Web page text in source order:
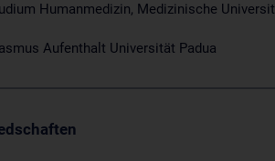
Humanmedizin, Medizinische
Aufenthalt Universität Padua